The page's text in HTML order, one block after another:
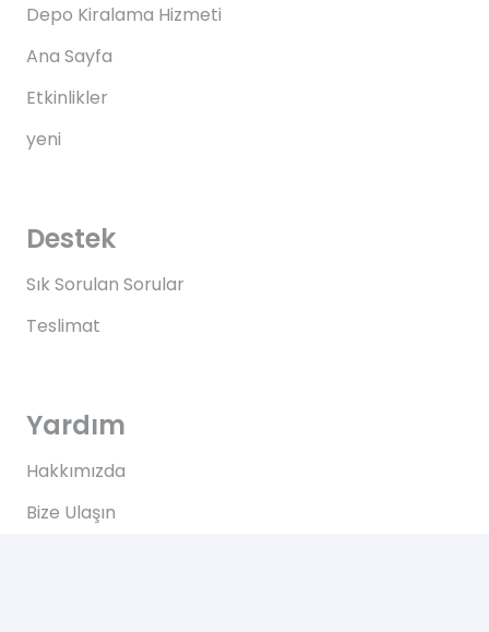
Depo Kiralama Hizmeti
Ana Sayfa
Etkinlikler
yeni
Destek
Sık Sorulan Sorular
Teslimat
Yardım
Hakkımızda
Bize Ulaşın